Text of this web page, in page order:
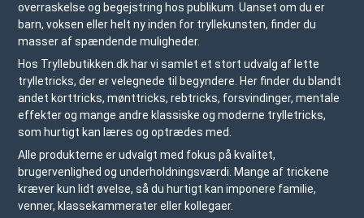
overraskelse og begejstring hos publikum. Uanset om du er
barn, voksen eller helt ny inden for tryllekunsten, finder du
masser af spændende muligheder.
Hos Tryllebutikken.dk har vi samlet et stort udvalg af lette
trylletricks, der er velegnede til begyndere. Her finder du blandt
andet korttricks,mønttricks, rebtricks, forsvindinger, mentale
effekter og mange andre klassiske og moderne trylletricks,
som hurtigt kan læres og optrædes med.
Alle produkterne er udvalgt med fokus på kvalitet,
brugervenlighed og underholdningsværdi. Mange af trickene
kræver kun lidt øvelse, så du hurtigt kan imponere familie,
venner, klassekammerater eller kollegaer.